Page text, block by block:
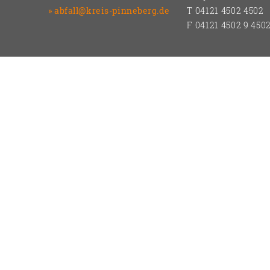
abfall@kreis-pinneberg.de
T 04121 4502 4502
F 04121 4502 9 4502